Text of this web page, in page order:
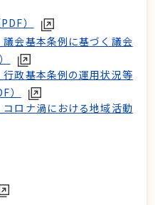
）
会基本条例に基づく議会
政基本条例の運用状況等
）
ロナ渦における地域活動